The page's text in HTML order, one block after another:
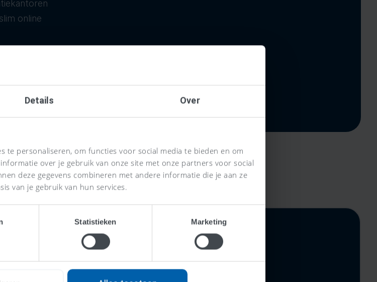
Details Over
te personaliseren, om functies voor social media te bieden en om
over je gebruik van onze site met onze partners voor social
deze gegevens combineren met andere informatie die je aan ze
van je gebruik van hun services.
Statistieken Marketing
online
Eén vaste prijs,